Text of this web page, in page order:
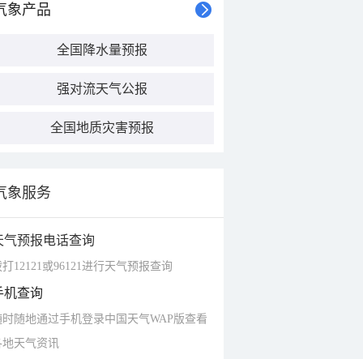
象产品
全国降水量预报
强对流天气公报
全国地质灾害预报
象服务
气预报电话查询
打12121或96121进行天气预报查询
机查询
时随地通过手机登录中国天气WAP版查看
地天气资讯